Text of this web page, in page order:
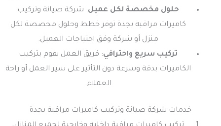
حلول مخصصة لكل عميل: شركة صيانة وتركيب
كاميرات مراقبة بجدة توفر خطط وحلول مخصصة لكل
منزل أو شركة وفق احتياجات العميل.
تركيب سريع واحترافي: فريق العمل يقوم بتركيب
الكاميرات بدقة وسرعة دون التأثير على سير العمل أو راحة
العملاء.
خدمات شركة صيانة وتركيب كاميرات مراقبة بجدة